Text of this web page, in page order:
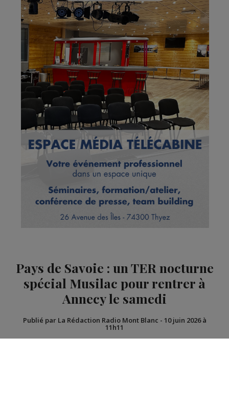
Pays de Savoie : un TER nocturne
spécial Musilac pour rentrer à
Annecy le samedi
Publié par La Rédaction Radio Mont Blanc - 10 juin 2026 à
11h11